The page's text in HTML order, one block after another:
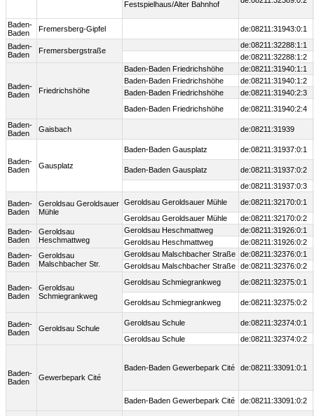
Festspielhaus/Alter Bahnhof
Baden-
Baden
Fremersberg-Gipfel de:08211:31943:0:1
Baden-
Baden
Fremersbergstraße
de:08211:32288:1:1
de:08211:32288:1:2
Baden-
Baden
Friedrichshöhe
Baden-Baden Friedrichshöhe
de:08211:31940:1:1
Baden-Baden Friedrichshöhe
de:08211:31940:1:2
Baden-Baden Friedrichshöhe
de:08211:31940:2:3
Baden-Baden Friedrichshöhe
de:08211:31940:2:4
Baden-
Baden
Gaisbach de:08211:31939
Baden-
Baden
Gausplatz
Baden-Baden Gausplatz de:08211:31937:0:1
Baden-Baden Gausplatz
de:08211:31937:0:2
de:08211:31937:0:3
Baden-
Baden
Geroldsau Geroldsauer
Mühle
Geroldsau Geroldsauer Mühle
de:08211:32170:0:1
Geroldsau Geroldsauer Mühle
de:08211:32170:0:2
Baden-
Baden
Geroldsau
Heschmattweg
Geroldsau Heschmattweg
de:08211:31926:0:1
Geroldsau Heschmattweg
de:08211:31926:0:2
Baden-
Baden
Geroldsau
Malschbacher Str.
Geroldsau Malschbacher Straße de:08211:32376:0:1
Geroldsau Malschbacher Straße de:08211:32376:0:2
Baden-
Baden
Geroldsau
Schmiegrankweg
Geroldsau Schmiegrankweg de:08211:32375:0:1
Geroldsau Schmiegrankweg de:08211:32375:0:2
Baden-
Baden
Geroldsau Schule
Geroldsau Schule
de:08211:32374:0:1
Geroldsau Schule
de:08211:32374:0:2
Baden-
Baden
Gewerbepark Cité
Baden-Baden Gewerbepark Cité de:08211:33091:0:1
Baden-Baden Gewerbepark Cité de:08211:33091:0:2